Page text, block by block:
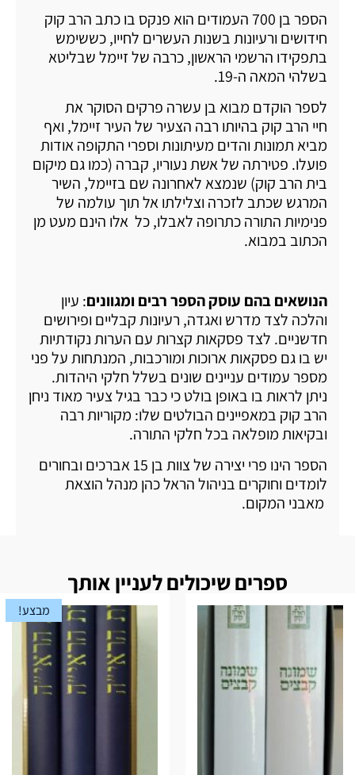
הספר בן 700 העמודים הוא פנקס בו כתב הרב קוק
חידושים ורעיונות בשנות העשרים לחייו, כששימש
בתפקידו הרשמי הראשון, כרבה של זיימל שבליטא
בשלהי המאה ה-19.
לספר הוקדם מבוא בן עשרה פרקים הסוקר את
חיי הרב קוק בהיותו רבה הצעיר של העיר זיימל, ואף
מביא תמונות והדים מעיתונות וספרי התקופה אודות
פועלו. פטירתה של אשת נעוריו, קברה (כמו גם מיקום
בית הרב קוק) שנמצא לאחרונה שם בזיימל, השיר
המרגש שכתב לזכרה וצלילתו אל תוך עולמה של
פנימיות התורה כתרופה לאבלו, כל אלו הינם מעט מן
הכתוב במבוא.
הנושאים בהם עוסק הספר רבים ומגוונים: עיון
והלכה לצד מדרש ואגדה, רעיונות קבליים ופירושים
חדשניים. לצד פסקאות קצרות עם הערות נקודתיות
יש בו גם פסקאות ארוכות ומורכבות, המנתחות על פני
מספר עמודים עניינים שונים בשלל חלקי היהדות.
ניתן לראות בו באופן בולט כי כבר בגיל צעיר מאוד ניחן
הרב קוק במאפיינים הבולטים שלו: מקוריות רבה
ובקיאות מופלאה בכל חלקי התורה.
הספר הינו פרי יצירה של צוות בן 15 אברכים ובחורים
לומדים וחוקרים בניהול הראל כהן מנהל הוצאת
מאבני המקום.
ספרים שיכולים לעניין אותך
מבצע!